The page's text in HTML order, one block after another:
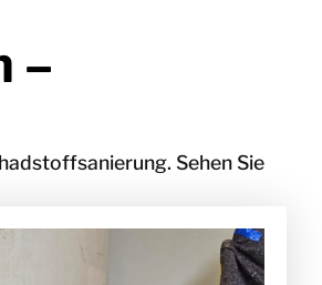
–
Sehen Sie